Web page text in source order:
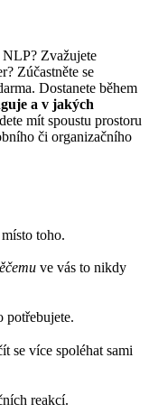
NLP? Zvažujete
Zúčastněte se
Dostanete během
a v jakých
mít spoustu prostoru
či organizačního
toho.
ve vás to nikdy
potřebujete.
se více spoléhat sami
reakcí.